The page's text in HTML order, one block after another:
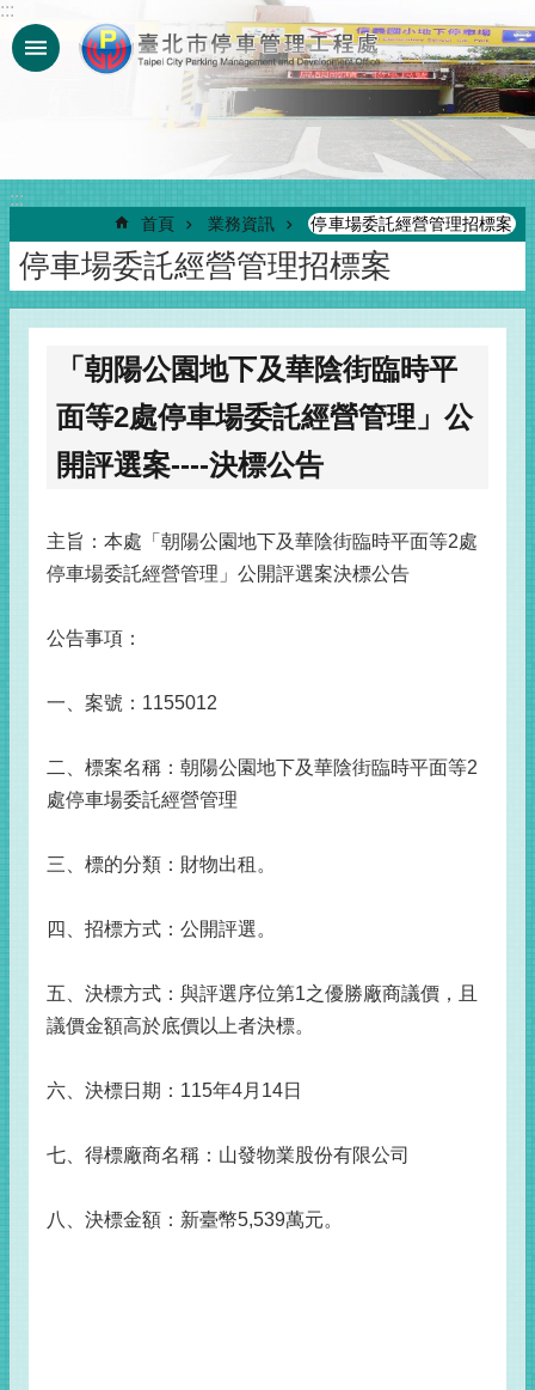
跳到主要內容區塊
:::
:::
首頁 業務資訊 停車場委託經營管理招標案
停車場委託經營管理招標案
「朝陽公園地下及華陰街臨時平
面等2處停車場委託經營管理」公
開評選案----決標公告
主旨：本處「朝陽公園地下及華陰街臨時平面等2處
停車場委託經營管理」公開評選案決標公告
公告事項：
一、案號：1155012
二、標案名稱：朝陽公園地下及華陰街臨時平面等2
處停車場委託經營管理
三、標的分類：財物出租。
四、招標方式：公開評選。
五、決標方式：與評選序位第1之優勝廠商議價，且
議價金額高於底價以上者決標。
六、決標日期：115年4月14日
七、得標廠商名稱：山發物業股份有限公司
八、決標金額：新臺幣5,539萬元。